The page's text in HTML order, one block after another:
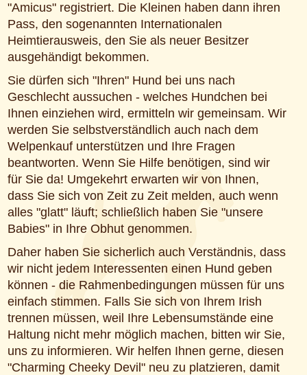
"Amicus" registriert. Die Kleinen haben dann ihren
Pass, den sogenannten Internationalen
Heimtierausweis, den Sie als neuer Besitzer
ausgehändigt bekommen.
Sie dürfen sich "Ihren" Hund bei uns nach
Geschlecht aussuchen - welches Hundchen bei
Ihnen einziehen wird, ermitteln wir gemeinsam. Wir
werden Sie selbstverständlich auch nach dem
Welpenkauf unterstützen und Ihre Fragen
beantworten. Wenn Sie Hilfe benötigen, sind wir
für Sie da! Umgekehrt erwarten wir von Ihnen,
dass Sie sich von Zeit zu Zeit melden, auch wenn
alles "glatt" läuft; schließlich haben Sie "unsere
Babies" in Ihre Obhut genommen.
Daher haben Sie sicherlich auch Verständnis, dass
wir nicht jedem Interessenten einen Hund geben
können - die Rahmenbedingungen müssen für uns
einfach stimmen. Falls Sie sich von Ihrem Irish
trennen müssen, weil Ihre Lebensumstände eine
Haltung nicht mehr möglich machen, bitten wir Sie,
uns zu informieren. Wir helfen Ihnen gerne, diesen
"Charming Cheeky Devil" neu zu platzieren, damit